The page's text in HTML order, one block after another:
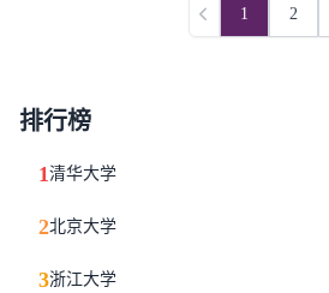
上一页
1 2
排行榜
1清华大学
2北京大学
3浙江大学